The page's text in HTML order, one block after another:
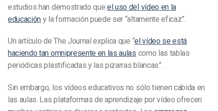
estudios han demostrado queel uso del vídeo en la
educación y la formación puede ser “altamente eficaz”.
Un artículo de The Journal explica que “el vídeo se está
haciendo tan omnipresente en las aulas como las tablas
periódicas plastificadas y las pizarras blancas”.
Sin embargo, los vídeos educativos no sólo tienen cabida en
las aulas. Las plataformas de aprendizaje por vídeo ofrecen